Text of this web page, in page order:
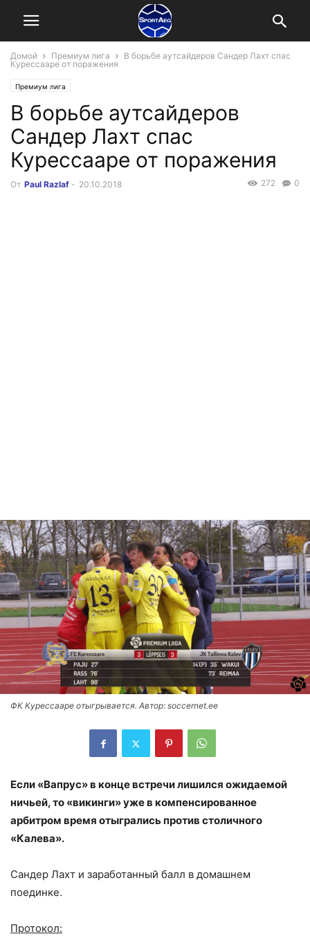
Домой Премиум лига
В борьбе аутсайдеров Сандер Лахт спас
Курессааре от поражения
Премиум лига
В борьбе аутсайдеров
Сандер Лахт спас
Курессааре от поражения
От Paul Razlaf - 20.10.2018 0
272
ФК Курессааре отыгрывается. Автор: soccernet.ee
Если «Вапрус» в конце встречи лишился ожидаемой
ничьей, то «викинги» уже в компенсированное
арбитром время отыгрались против столичного
«Калева».
Сандер Лахт и заработанный балл в домашнем
поединке.
Протокол: